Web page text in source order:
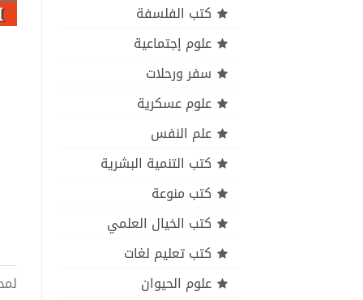
كتب الفلسفة
علوم إجتماعية
سفر ورحلات
علوم عسكرية
علم النفس
كتب التنمية البشرية
كتب منوعة
كتب الخيال العلمي
كتب تعليم لغات
علوم الحيوان